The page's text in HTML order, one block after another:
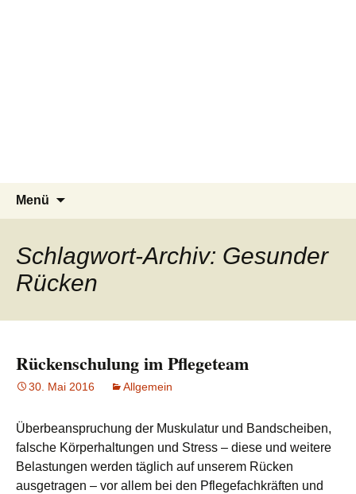
Menü
Schlagwort-Archiv: Gesunder
Rücken
Rückenschulung im Pflegeteam
30. Mai 2016 Allgemein
Interessierte,KKH,
Krankenkasse,
Krankenpfleger,
Krankenschwester,
Überbeanspruchung der Muskulatur und Bandscheiben,
falsche Körperhaltungen und Stress – diese und weitere
Belastungen werden täglich auf unserem Rücken
ausgetragen – vor allem bei den Pflegefachkräften und